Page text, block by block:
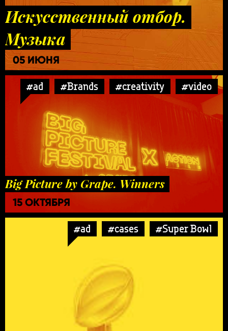
Искусственный отбор.
Музыка
05 ИЮНЯ
#ad #Brands #creativity #video
Big Picture by Grape. Winners
15 ОКТЯБРЯ
#ad #cases #Super Bowl